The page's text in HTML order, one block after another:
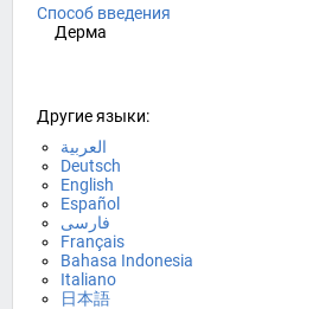
Способ введения
Дерма
Другие языки:
العربية
Deutsch
English
Español
فارسی
Français
Bahasa Indonesia
Italiano
日本語